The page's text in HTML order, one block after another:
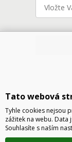
Technické řešení ©
Tato webová
Tyhle cookies nejsou
zážitek na webu.
Souhlasíte s naším